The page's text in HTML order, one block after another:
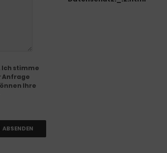
stimme
Anfrage
Ihre
ABSENDEN